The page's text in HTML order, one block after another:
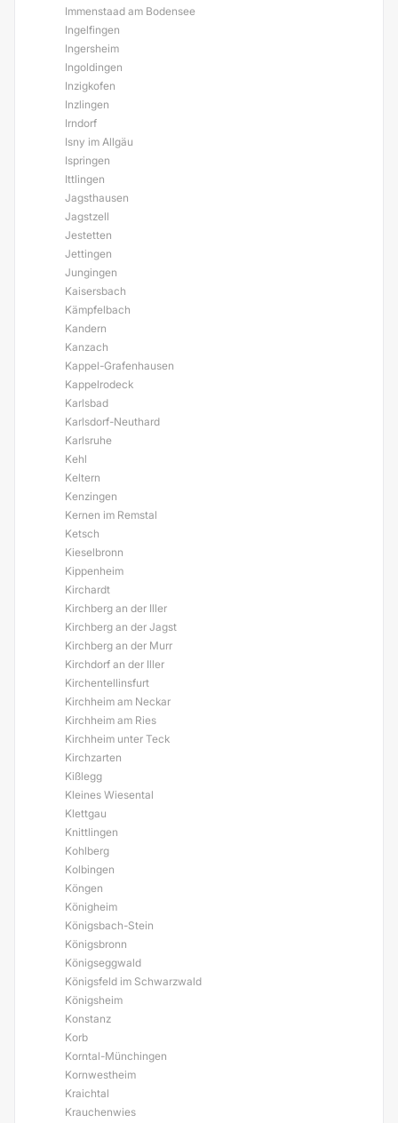
Immenstaad am Bodensee
Ingelfingen
Ingersheim
Ingoldingen
Inzigkofen
Inzlingen
Irndorf
Isny im Allgäu
Ispringen
Ittlingen
Jagsthausen
Jagstzell
Jestetten
Jettingen
Jungingen
Kaisersbach
Kämpfelbach
Kandern
Kanzach
Kappel-Grafenhausen
Kappelrodeck
Karlsbad
Karlsdorf-Neuthard
Karlsruhe
Kehl
Keltern
Kenzingen
Kernen im Remstal
Ketsch
Kieselbronn
Kippenheim
Kirchardt
Kirchberg an der Iller
Kirchberg an der Jagst
Kirchberg an der Murr
Kirchdorf an der Iller
Kirchentellinsfurt
Kirchheim am Neckar
Kirchheim am Ries
Kirchheim unter Teck
Kirchzarten
Kißlegg
Kleines Wiesental
Klettgau
Knittlingen
Kohlberg
Kolbingen
Köngen
Königheim
Königsbach-Stein
Königsbronn
Königseggwald
Königsfeld im Schwarzwald
Königsheim
Konstanz
Korb
Korntal-Münchingen
Kornwestheim
Kraichtal
Krauchenwies